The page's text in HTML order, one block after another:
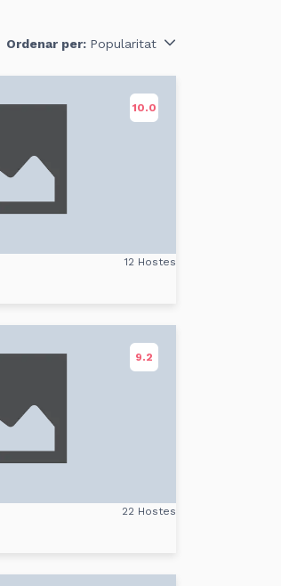
Ordenar per: Popularitat
10.0
12 Hostes
9.2
22 Hostes